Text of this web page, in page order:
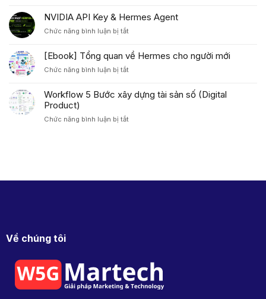
Agent
sánh
OpenClaw
Hermes
NVIDIA API Key & Hermes Agent
Chức năng bình luận bị tắtở
API
Key
&
Agent
[Ebook] Tổng quan về Hermes cho người mới
Chức năng bình luận bị tắtở
Tổng
quan
Hermes
Workflow 5 Bước xây dựng tài sản số (Digital
Product)
Chức năng bình luận bị tắtở
tài
Về chúng tôi